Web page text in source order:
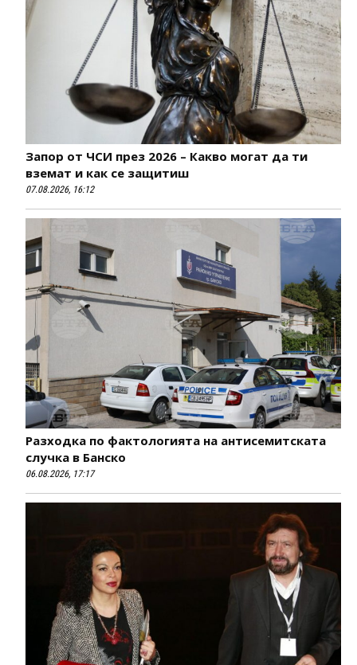
Запор от ЧСИ през 2026 – Какво могат да ти
вземат и как се защитиш
07.08.2026, 16:12
Разходка по фактологията на антисемитската
случка в Банско
06.08.2026, 17:17